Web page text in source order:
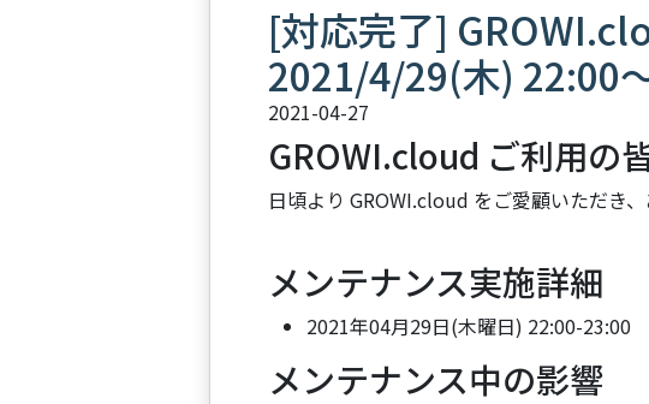
[対応完了]
2021/4/29(木) 22:00
2021-04-27
GROWI.cloud ご利用の
日頃より GROWI.cloud をご愛顧いただき
メンテナンス実施詳細
2021年04月29日(木曜日) 22:00-23:00
メンテナンス中の影響